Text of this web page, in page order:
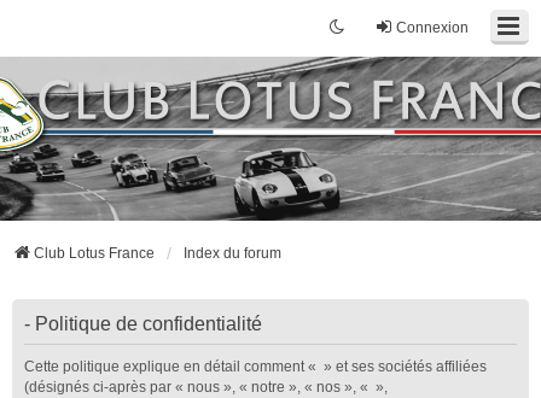
Connexion
Club Lotus France Index du forum
- Politique de confidentialité
Cette politique explique en détail comment « » et ses sociétés affiliées
(désignés ci-après par « nous », « notre », « nos », « »,